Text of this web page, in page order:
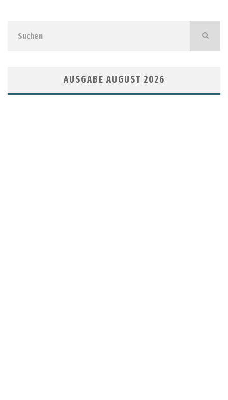
AUSGABE AUGUST 2026